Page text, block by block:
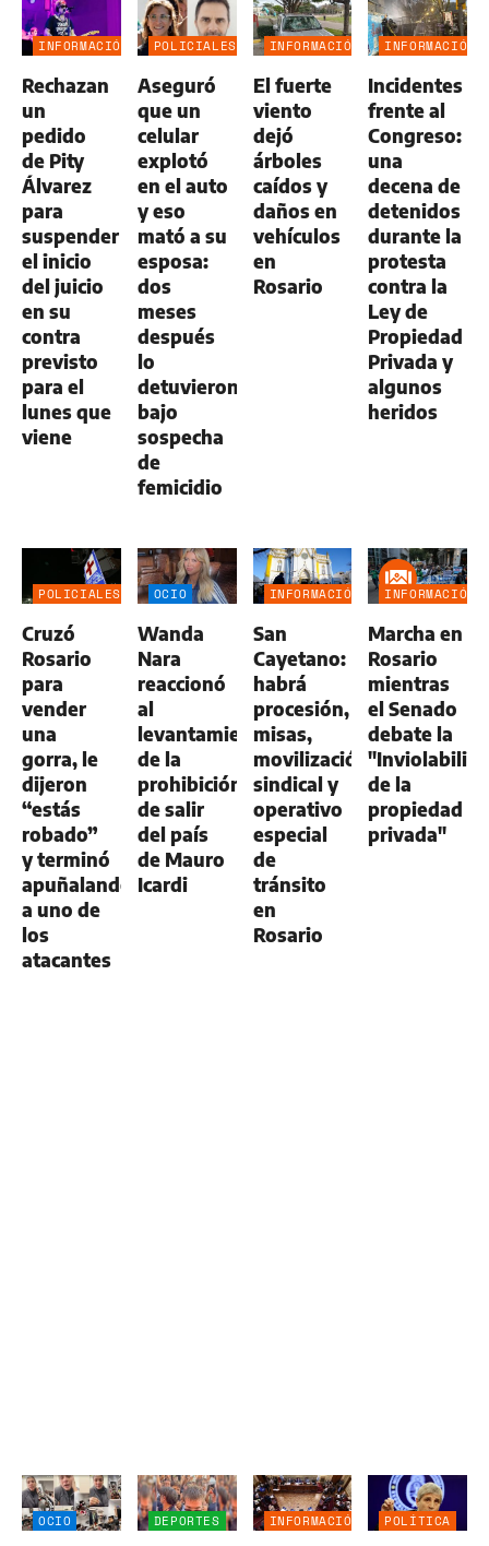
INFORMACIÓN
Rechazan
un
pedido
de Pity
Álvarez
para
suspender
el inicio
del juicio
en su
contra
previsto
para el
lunes que
viene
POLICIALES
Aseguró
que un
celular
explotó
en el auto
y eso
mató a su
esposa:
dos
meses
después
lo
detuvieron
bajo
sospecha
de
femicidio
INFORMACIÓN
El fuerte
viento
dejó
árboles
caídos y
daños en
vehículos
en
Rosario
INFORMACIÓN
Incidentes
frente al
Congreso:
una
decena de
detenidos
durante la
protesta
contra la
Ley de
Propiedad
Privada y
algunos
heridos
POLICIALES
Cruzó
Rosario
para
vender
una
gorra, le
dijeron
“estás
robado”
y terminó
apuñalando
a uno de
los
atacantes
OCIO
Wanda
Nara
reaccionó
al
levantamiento
de la
prohibición
de salir
del país
de Mauro
Icardi
INFORMACIÓN
San
Cayetano:
habrá
procesión,
misas,
movilización
sindical y
operativo
especial
de
tránsito
en
Rosario
INFORMACIÓN
Marcha en
Rosario
mientras
el Senado
debate la
de la
propiedad
privada"
OCIO DEPORTES
INFORMACIÓN
POLÍTICA